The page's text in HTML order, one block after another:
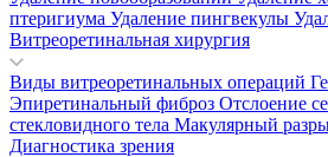
птеригиума Удаление пингвекулы
Витреоретинальная хирургия
Виды витреоретинальных операций
Эпиретинальный фиброз Отслоение
стекловидного тела Макулярный
Диагностика зрения